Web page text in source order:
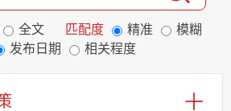
全文 匹配度 精准
模糊
发布日期 相关程度